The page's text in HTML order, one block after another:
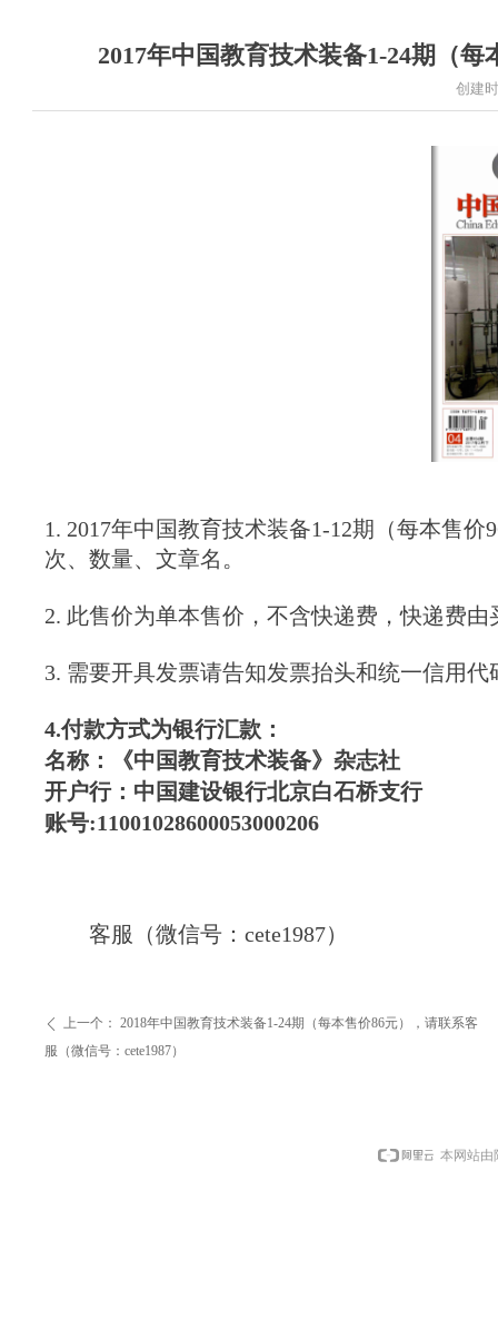
2017年中国教育技术装备1-24期（
ꄴ 上一个： 2018年中国教育技术装备1-24期（每本售价86元），请联系客
服（微信号：cete1987）
1. 2017年中国教育技术装备1-12期（每本售
次、数量、文章名。
2. 此售价为单本售价，不含快递费，快递费
3. 需要开具发票请告知发票抬头和统一信用
4.付款方式为银行汇款：
名称：《中国教育技术装备》杂志社
开户行：中国建设银行北京白石桥支行
账号:11001028600053000206
客服（微信号：cete1987）
创建
本网站由